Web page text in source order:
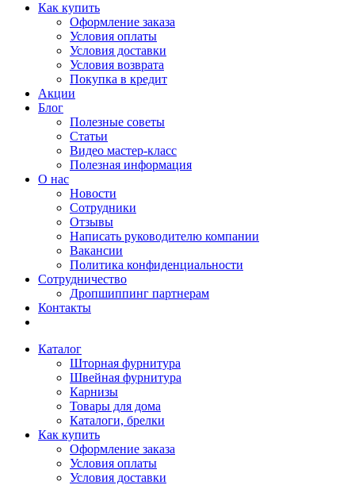
Как купить
Оформление заказа
Условия оплаты
Условия доставки
Условия возврата
Покупка в кредит
Акции
Блог
Полезные советы
Статьи
Видео мастер-класс
Полезная информация
О нас
Новости
Сотрудники
Отзывы
Написать руководителю компании
Вакансии
Политика конфиденциальности
Сотрудничество
Дропшиппинг партнерам
Контакты
Каталог
Шторная фурнитура
Швейная фурнитура
Карнизы
Товары для дома
Каталоги, брелки
Как купить
Оформление заказа
Условия оплаты
Условия доставки